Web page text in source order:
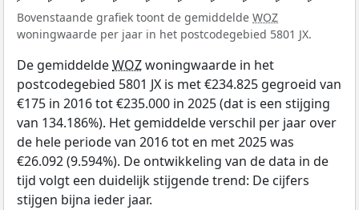
Bovenstaande grafiek toont de gemiddelde WOZ
woningwaarde per jaar in het postcodegebied 5801 JX.
De gemiddeldeWOZwoningwaarde in het
postcodegebied 5801 JX is met €234.825 gegroeid van
€175 in 2016 tot €235.000 in 2025 (dat is een stijging
van 134.186%). Het gemiddelde verschil per jaar over
de hele periode van 2016 tot en met 2025 was
€26.092 (9.594%). De ontwikkeling van de data in de
tijd volgt een duidelijk stijgende trend: De cijfers
stijgen bijna ieder jaar.